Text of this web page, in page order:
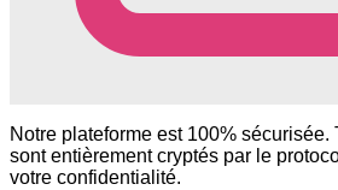
Notre plateforme est 100% sécurisée.
sont entièrement cryptés par le
votre confidentialité.